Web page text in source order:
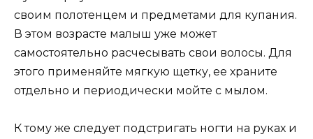
своим полотенцем и предметами для купания.
В этом возрасте малыш уже может
самостоятельно расчесывать свои волосы. Для
этого применяйте мягкую щетку, ее храните
отдельно и периодически мойте с мылом.
К тому же следует подстригать ногти на руках и